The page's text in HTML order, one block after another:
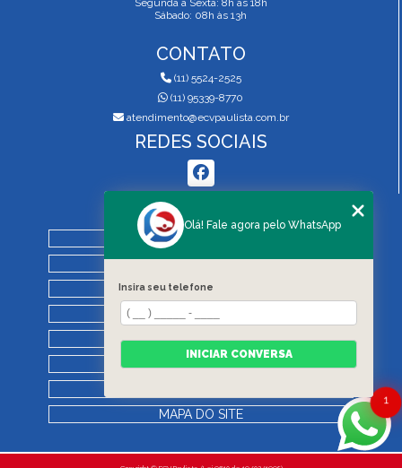
Segunda a Sexta: 8h às 18h
Sábado: 08h às 13h
CONTATO
(11) 5524-2525
(11) 95339-8770
atendimento@ecvpaulista.com.br
REDES SOCIAIS
MENU
QUEM SOMOS
SERVIÇOS
BLOG
REGRAS DE VISTORIA
MAPA DO SITE
1
Olá! Fale agora pelo WhatsApp
Insira seu telefone
INICIAR CONVERSA